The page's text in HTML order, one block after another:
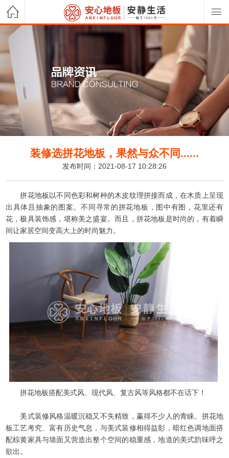
装修选拼花地板，果然与众不同......
发布时间：2021-08-17 10:28:26
拼花地板以不同色彩和树种的木皮纹理拼接而成，在木质上呈现
出具体且抽象的图案。不同寻常的拼花地板，图中有图，花里还有
花，极具装饰感，堪称美之盛宴。而且，拼花地板是时尚的，有着瞬
间让家居空间变高大上的时尚魅力。
拼花地板搭配美式风、现代风、复古风等风格都不在话下！
美式装修风格温暖沉稳又不失精致，赢得不少人的青睐。拼花地
板工艺考究、富有历史气息，与美式装修相得益彰，暗红色调地面搭
配棕黄家具与墙面又营造出整个空间的稳重感，地道的美式韵味呼之
欲出。